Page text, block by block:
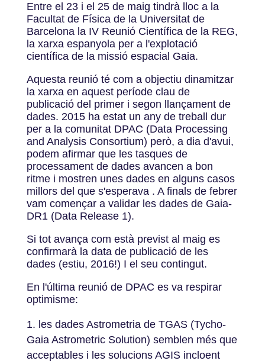
Entre el 23 i el 25 de maig tindrà lloc a la
Facultat de Física de la Universitat de
Barcelona la IV Reunió Científica de la REG,
la xarxa espanyola per a l'explotació
científica de la missió espacial Gaia.
Aquesta reunió té com a objectiu dinamitzar
la xarxa en aquest període clau de
publicació del primer i segon llançament de
dades. 2015 ha estat un any de treball dur
per a la comunitat DPAC (Data Processing
and Analysis Consortium) però, a dia d'avui,
podem afirmar que les tasques de
processament de dades avancen a bon
ritme i mostren unes dades en alguns casos
millors del que s'esperava . A finals de febrer
vam començar a validar les dades de Gaia-
DR1 (Data Release 1).
Si tot avança com està previst al maig es
confirmarà la data de publicació de les
dades (estiu, 2016!) I el seu contingut.
En l'última reunió de DPAC es va respirar
optimisme:
les dades Astrometria de TGAS (Tycho-
Gaia Astrometric Solution) semblen més que
acceptables i les solucions AGIS incloent